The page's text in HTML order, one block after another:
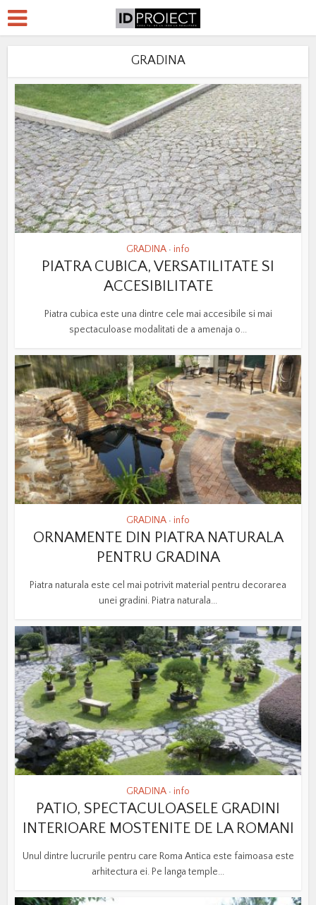
GRADINA
GRADINA • info
PIATRA CUBICA, VERSATILITATE SI
ACCESIBILITATE
Piatra cubica este una dintre cele mai accesibile si mai
spectaculoase modalitati de a amenaja o...
GRADINA • info
ORNAMENTE DIN PIATRA NATURALA
PENTRU GRADINA
Piatra naturala este cel mai potrivit material pentru decorarea
unei gradini. Piatra naturala...
GRADINA • info
PATIO, SPECTACULOASELE GRADINI
INTERIOARE MOSTENITE DE LA ROMANI
Unul dintre lucrurile pentru care Roma Antica este faimoasa este
arhitectura ei. Pe langa temple...